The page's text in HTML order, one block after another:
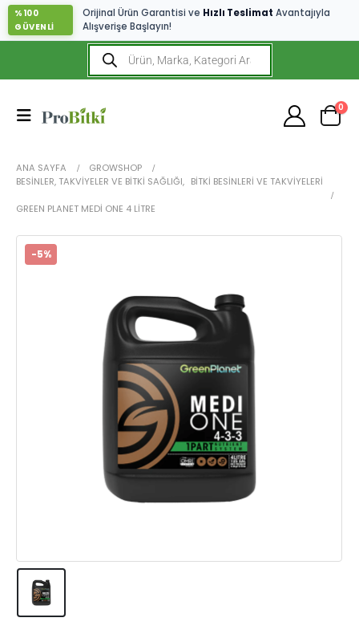
%100
GÜVENLİ
Orijinal Ürün Garantisi ve Hızlı Teslimat Avantajıyla
Alışverişe Başlayın!
0
ANA SAYFA
GROWSHOP
BESINLER, TAKVIYELER VE BITKI SAĞLIĞI, BITKI BESINLERI VE TAKVIYELERI
GREEN PLANET MEDI ONE 4 LITRE
-5%